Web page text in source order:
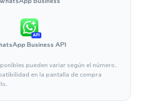
API
Business API
pueden variar según el número.
en la pantalla de compra